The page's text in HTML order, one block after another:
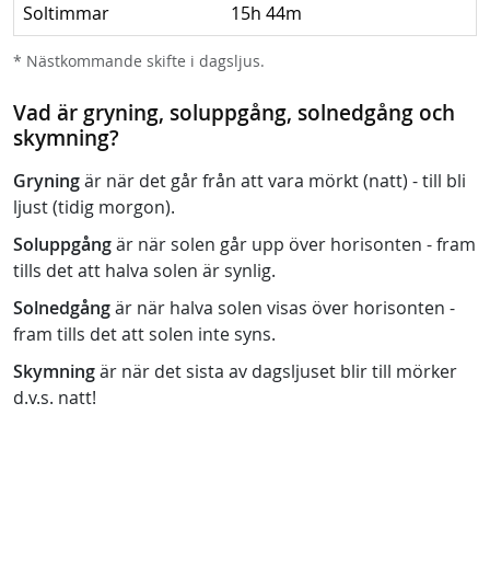
Soltimmar 15h 44m
* Nästkommande skifte i dagsljus.
Vad är gryning, soluppgång, solnedgång och
skymning?
Gryningär när det går från att vara mörkt (natt) - till bli
ljust (tidig morgon).
Soluppgångär när solen går upp över horisonten - fram
tills det att halva solen är synlig.
Solnedgångär när halva solen visas över horisonten -
fram tills det att solen inte syns.
Skymningär när det sista av dagsljuset blir till mörker
d.v.s. natt!